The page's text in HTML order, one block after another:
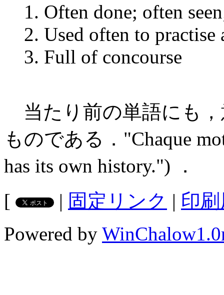
1. Often done; often
2. Used often to practise
3. Full of concourse
当たり前の単語にも
ものである．"Chaque
has its own history.") ．
[
| 固定リンク | 印
Powered by